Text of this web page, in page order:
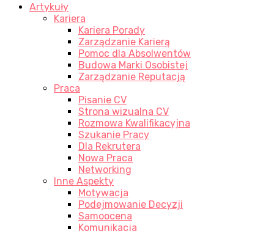
Artykuły
Kariera
Kariera Porady
Zarządzanie Karierą
Pomoc dla Absolwentów
Budowa Marki Osobistej
Zarządzanie Reputacją
Praca
Pisanie CV
Strona wizualna CV
Rozmowa Kwalifikacyjna
Szukanie Pracy
Dla Rekrutera
Nowa Praca
Networking
Inne Aspekty
Motywacja
Podejmowanie Decyzji
Samoocena
Komunikacja